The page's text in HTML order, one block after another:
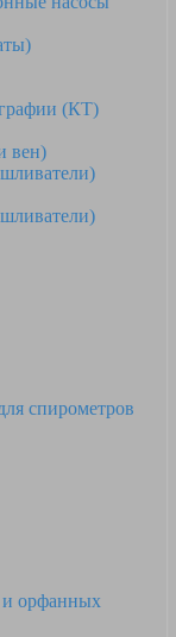
(КТ)
вен)
спирометров
и орфанных